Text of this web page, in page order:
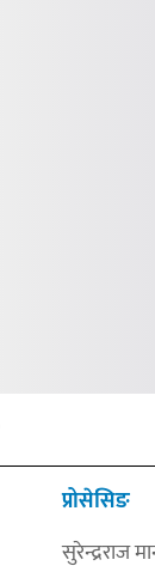
प्रोसेसिङ
सुरेन्द्रराज